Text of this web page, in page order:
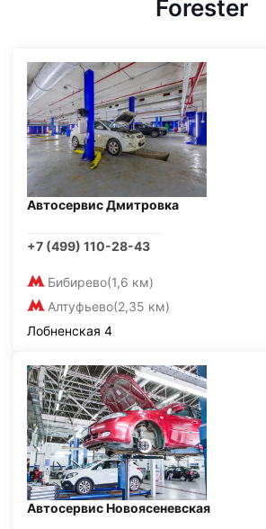
Forester
Автосервис Дмитровка
+7 (499) 110-28-43
Бибирево(1,6 км)
Алтуфьево(2,35 км)
Лобненская 4
Автосервис Новоясеневская